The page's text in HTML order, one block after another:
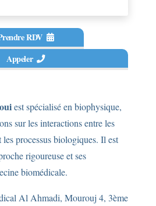
RDV
Appeler
est spécialisé en biophysique,
sur les interactions entre les
les processus biologiques. Il est
rigoureuse et ses
biomédicale.
Al Ahmadi, Mourouj 4, 3ème